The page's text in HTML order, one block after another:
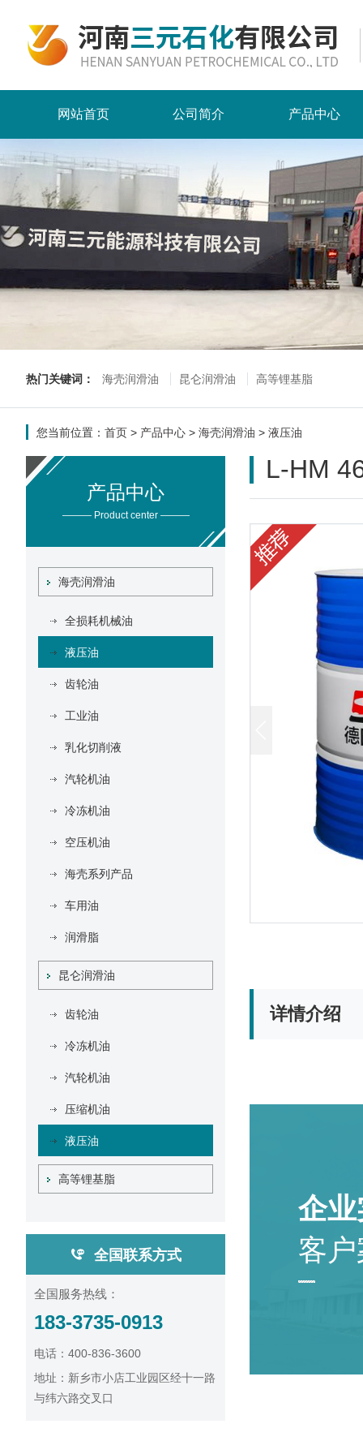
网站首页 公司简介 产品中心
热门关键词： 海壳润滑油 昆仑润滑油 高等锂基脂
您当前位置： 首页 > 产品中心 > 海壳润滑油 > 液压油
产品中心
——— Product center ———
海壳润滑油
全损耗机械油
液压油
齿轮油
工业油
乳化切削液
汽轮机油
冷冻机油
空压机油
海壳系列产品
车用油
润滑脂
昆仑润滑油
齿轮油
冷冻机油
汽轮机油
压缩机油
液压油
高等锂基脂
全国联系方式
全国服务热线：
183-3735-0913
电话：400-836-3600
地址：新乡市小店工业园区经十一路
与纬六路交叉口
L-HM
详情介绍
企
客